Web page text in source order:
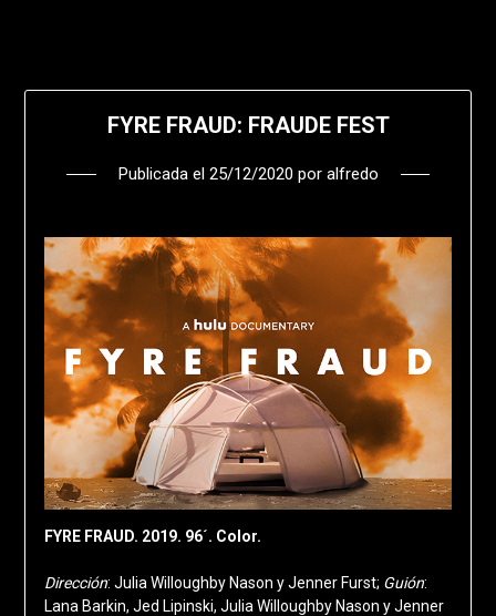
FYRE FRAUD: FRAUDE FEST
Publicada el 25/12/2020 por alfredo
FYRE FRAUD. 2019. 96´. Color.
Dirección: Julia Willoughby Nason y Jenner Furst; Guión:
Lana Barkin, Jed Lipinski, Julia Willoughby Nason y Jenner